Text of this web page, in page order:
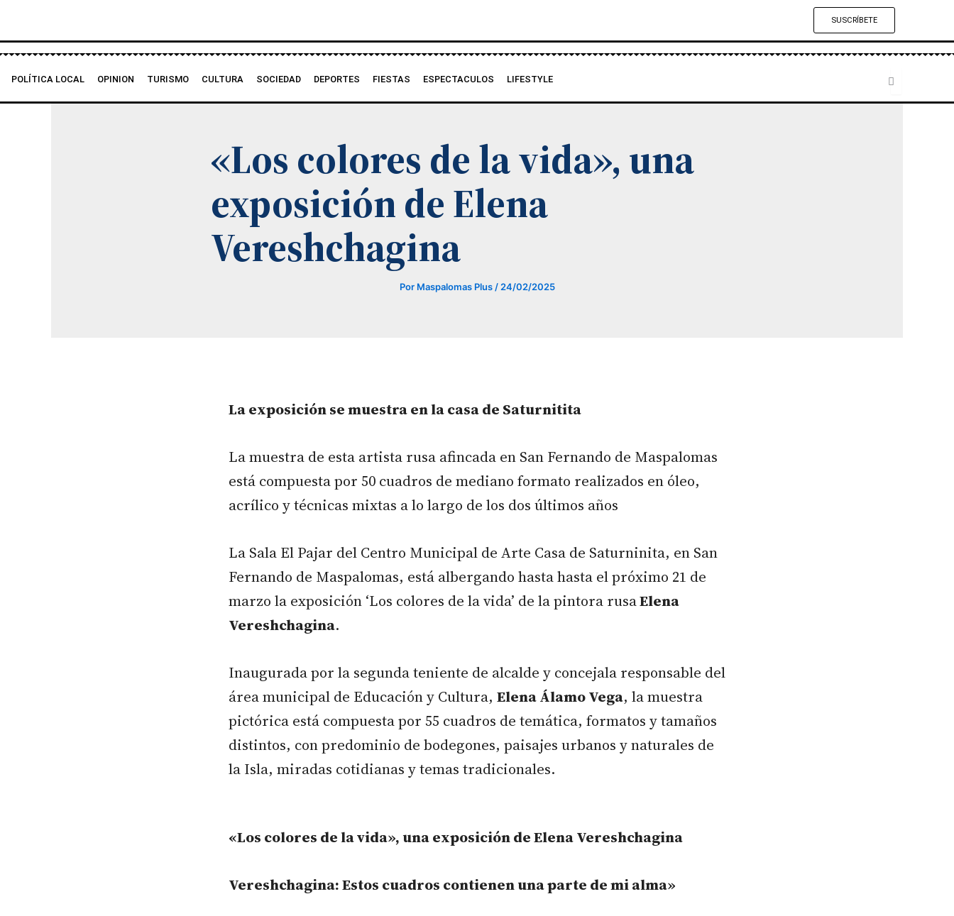
contenido
SUSCRÍBETE
POLÍTICA LOCAL OPINION TURISMO CULTURA SOCIEDAD DEPORTES FIESTAS ESPECTACULOS LIFESTYLE
«Los colores de la vida», una
exposición de Elena
Vereshchagina
Por Maspalomas Plus / 24/02/2025
La exposición se muestra en la casa de Saturnitita
La muestra de esta artista rusa afincada en San Fernando de Maspalomas
está compuesta por 50 cuadros de mediano formato realizados en óleo,
acrílico y técnicas mixtas a lo largo de los dos últimos años
La Sala El Pajar del Centro Municipal de Arte Casa de Saturninita, en San
Fernando de Maspalomas, está albergando hasta hasta el próximo 21 de
marzo la exposición ‘Los colores de la vida’ de la pintora rusaElena
Vereshchagina.
Inaugurada por la segunda teniente de alcalde y concejala responsable del
área municipal de Educación y Cultura, Elena Álamo Vega, la muestra
pictórica está compuesta por 55 cuadros de temática, formatos y tamaños
distintos, con predominio de bodegones, paisajes urbanos y naturales de
la Isla, miradas cotidianas y temas tradicionales.
«Los colores de la vida», una exposición de Elena Vereshchagina
Vereshchagina: Estos cuadros contienen una parte de mi alma»